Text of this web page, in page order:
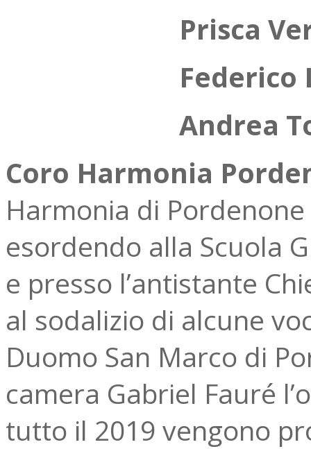
Prisca
Federico
Andrea
Coro Harmonia
Harmonia di
esordendo alla Scuola
e presso l’antistante
al sodalizio di alcune
Duomo San Marco di
camera Gabriel Fauré
tutto il 2019 vengono